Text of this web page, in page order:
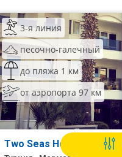
3-я линия
песочно-галечный
до пляжа 1 км
от аэропорта 97 км
Two Seas Hotel